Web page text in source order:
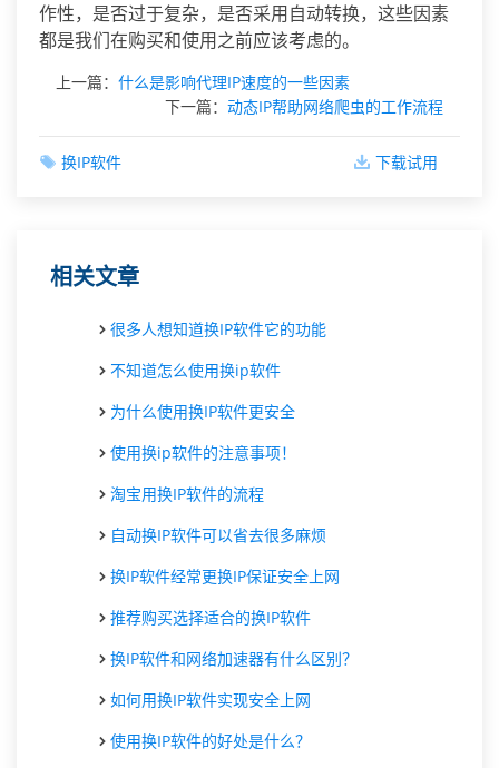
作性，是否过于复杂，是否采用自动转换，这些因素
都是我们在购买和使用之前应该考虑的。
上一篇： 什么是影响代理IP速度的一些因素
下一篇： 动态IP帮助网络爬虫的工作流程
换IP软件 下载试用
相关文章
很多人想知道换IP软件它的功能
不知道怎么使用换ip软件
为什么使用换IP软件更安全
使用换ip软件的注意事项！
淘宝用换IP软件的流程
自动换IP软件可以省去很多麻烦
换IP软件经常更换IP保证安全上网
推荐购买选择适合的换IP软件
换IP软件和网络加速器有什么区别？
如何用换IP软件实现安全上网
使用换IP软件的好处是什么？